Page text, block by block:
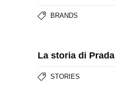
BRANDS
La storia di Prada
STORIES